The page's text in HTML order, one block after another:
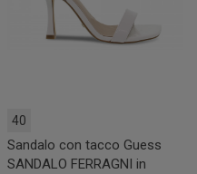
40
Sandalo con tacco Guess
SANDALO FERRAGNI in